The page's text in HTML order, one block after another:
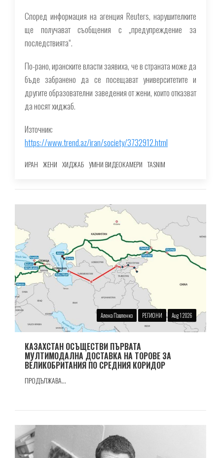
Според информация на агенция Reuters, нарушителките
ще получават съобщения с „предупреждение за
последствията“.
По-рано, иранските власти заявиха, че в страната може да
бъде забранено да се посещават университетите и
другите образователни заведения от жени, които отказват
да носят хиджаб.
Източник:
https://www.trend.az/iran/society/3732912.html
ИРАН ЖЕНИ ХИДЖАБ УМНИ ВИДЕОКАМЕРИ TASNIM
Алена Павленко РЕГИОНИ Aug 1 2026
КАЗАХСТАН ОСЪЩЕСТВИ ПЪРВАТА
МУЛТИМОДАЛНА ДОСТАВКА НА ТОРОВЕ ЗА
ВЕЛИКОБРИТАНИЯ ПО СРЕДНИЯ КОРИДОР
ПРОДЪЛЖАВА...